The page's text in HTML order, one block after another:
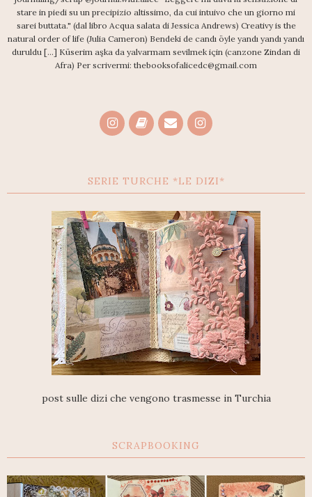
stare in piedi su un precipizio altissimo, da cui intuivo che un giorno mi
sarei buttata." (dal libro Acqua salata di Jessica Andrews) Creativy is the
natural order of life (Julia Cameron) Bendeki de candı öyle yandı yandı yandı
duruldu [...] Küserim aşka da yalvarmam sevilmek için (canzone Zindan di
Afra) Per scrivermi: thebooksofalicedc@gmail.com
SERIE TURCHE *LE DIZI*
post sulle dizi che vengono trasmesse in Turchia
SCRAPBOOKING